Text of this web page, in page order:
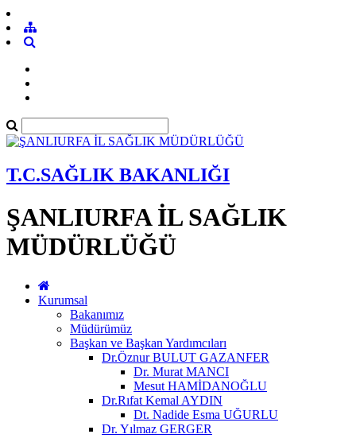
T.C.SAĞLIK BAKANLIĞI
ŞANLIURFA İL SAĞLIK
MÜDÜRLÜĞÜ
Kurumsal
Bakanımız
Müdürümüz
Başkan ve Başkan Yardımcıları
Dr.Öznur BULUT GAZANFER
Dr. Murat MANCI
Mesut HAMİDANOĞLU
Dr.Rıfat Kemal AYDIN
Dt. Nadide Esma UĞURLU
Dr. Yılmaz GERGER